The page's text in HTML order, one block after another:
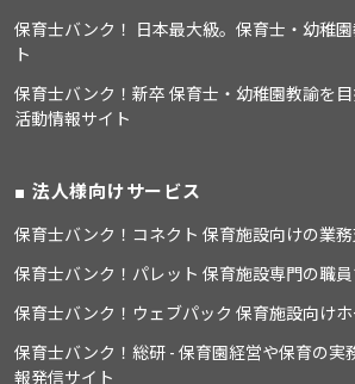
保育士バンク！ 日本最大級。保育士・幼稚
ト
保育士バンク！新卒 保育士・幼稚園教諭を
活動情報サイト
法人様向けサービス
保育士バンク！コネクト 保育施設向けの業
保育士バンク！パレット 保育施設専門の職
保育士バンク！ウェブパック 保育施設向け
保育士バンク！総研 - 保育園経営や保育の実
報発信サイト